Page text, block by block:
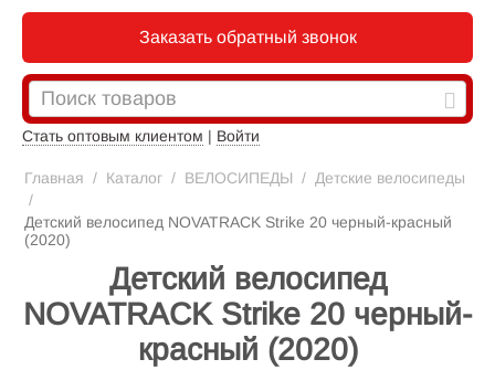
Заказать обратный звонок
Стать оптовым клиентом | Войти
Главная / Каталог / ВЕЛОСИПЕДЫ / Детские велосипеды
/
Детский велосипед NOVATRACK Strike 20 черный-красный
(2020)
Детский велосипед
NOVATRACK Strike 20 черный-
красный (2020)